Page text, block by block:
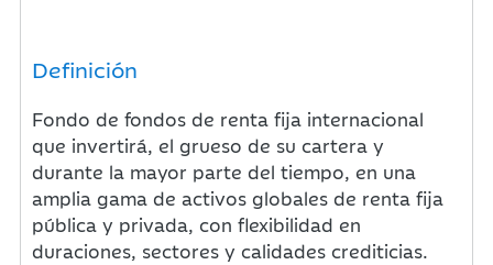
Definición
Fondo de fondos de renta fija internacional
que invertirá, el grueso de su cartera y
durante la mayor parte del tiempo, en una
amplia gama de activos globales de renta fija
pública y privada, con flexibilidad en
duraciones, sectores y calidades crediticias.